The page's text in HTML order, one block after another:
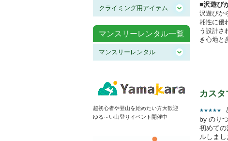
クライミング用アイテム
マンスリーレンタル一覧
マンスリーレンタル
超初心者や登山を始めたい方大歓迎
ゆる～い山登りイベント開催中
■沢遊び
沢遊びか
耗性に優
う設計さ
き心地と
カス
★★★★★
by のり
初めて
ルしま